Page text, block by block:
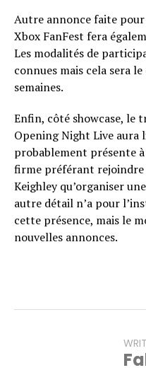
Autre annonce faite
Xbox FanFest fera
Les modalités de
connues mais cela sera
semaines.
Enfin, côté showcase, le
Opening Night Live aura
probablement présente
firme préférant rejoindre
Keighley qu’organiser
autre détail n’a pour
cette présence, mais le
nouvelles annonces.